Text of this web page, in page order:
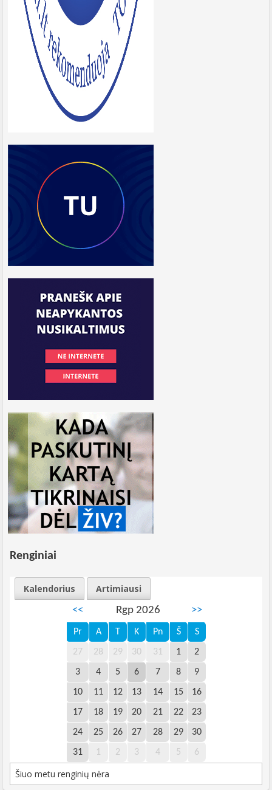
Renginiai
Kalendorius
Artimiausi
<<
Rgp 2026 >>
Pr A T K Pn Š S
27 28 29 30 31 1 2
3 4 5 6 7 8 9
10 11 12 13 14 15 16
17 18 19 20 21 22 23
24 25 26 27 28 29 30
31 1 2 3 4 5 6
Šiuo metu renginių nėra